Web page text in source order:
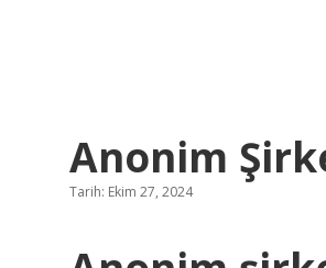
Anonim
Tarih: Ekim 27, 2024